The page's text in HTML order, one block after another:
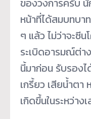
ของวงการครับ
หน้าที่ได้สมบทบา
ๆ แล้ว ไม่ว่าจะซี
ระเบิดอารมณ์ต่า
นี้มาก่อน รับรอง
เกรี้ยว เสียน้ำต
เกิดขึ้นในระหว่าง